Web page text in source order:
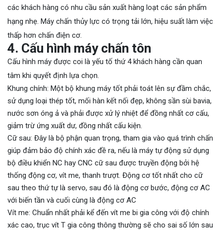
các khách hàng có nhu cầu sản xuất hàng loạt các sản phẩm
hạng nhẹ. Máy chấn thủy lực có trọng tải lớn, hiệu suất làm việc
thấp hơn chấn điện cơ.
4. Cấu hình máy chấn tôn
Cấu hình máy được coi là yếu tố thứ 4 khách hàng cần quan
tâm khi quyết định lựa chọn.
Khung chính: Một bộ khung máy tốt phải toát lên sự đầm chắc,
sử dụng loại thép tốt, mối hàn kết nối đẹp, không sần sùi bavia,
nước sơn óng ả và phải được xử lý nhiệt để đồng nhất cơ cấu,
giảm trừ ứng xuất dư, đồng nhất cấu kiện.
Cữ sau: Đây là bộ phận quan trọng, tham gia vào quá trình chấn
giúp đảm bảo độ chính xác đề ra, nếu là máy tự động sử dụng
bộ điều khiển NC hay CNC cữ sau được truyền động bởi hệ
thống động cơ, vít me, thanh trượt. Động cơ tốt nhất cho cữ
sau theo thứ tự là servo, sau đó là động cơ bước, động cơ AC
với biến tần và cuối cùng là động cơ AC
Vít me: Chuẩn nhất phải kể đến vít me bi gia công với độ chính
xác cao, trục vít T gia công thông thường sẽ cho sai số lớn sau